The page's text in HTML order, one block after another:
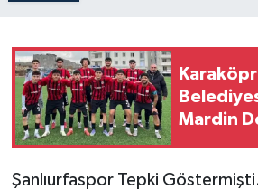
Mardin
Şanlıurfaspor Tepki